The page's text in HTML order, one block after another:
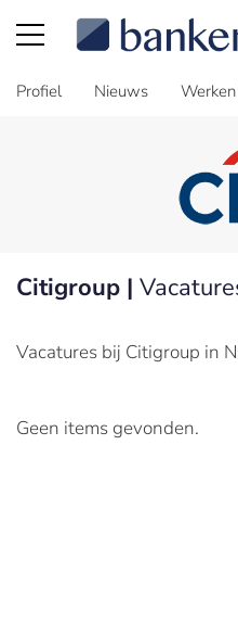
Profiel Nieuws
Citigroup |
Vacatures bij Citigroup in
Geen items gevonden.